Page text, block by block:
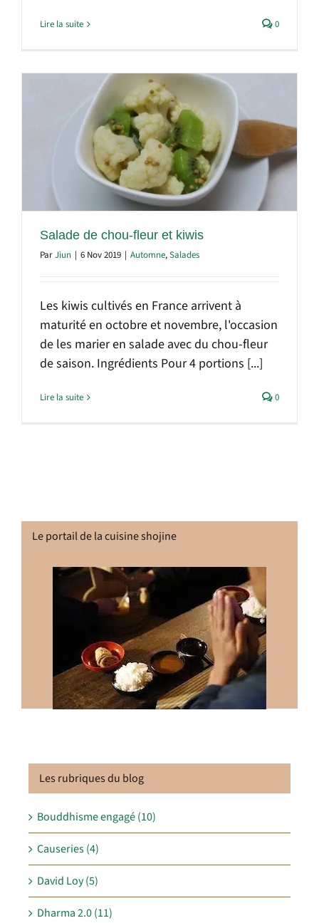
Lire la suite 0
Salade de chou-fleur et kiwis
ParJiun | 6 Nov 2019 | Automne,Salades
Les kiwis cultivés en France arrivent à
maturité en octobre et novembre, l'occasion
de les marier en salade avec du chou-fleur
de saison. Ingrédients Pour 4 portions [...]
Lire la suite 0
Le portail de la cuisine shojine
Les rubriques du blog
Bouddhisme engagé (10)
Causeries (4)
David Loy (5)
Dharma 2.0 (11)